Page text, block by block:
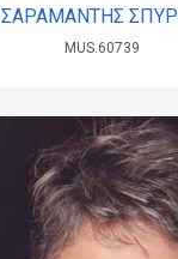
ΣΑΡΑΜΑΝΤΗΣ
MUS.60739